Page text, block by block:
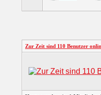
Zur Zeit sind 110 Benutzer